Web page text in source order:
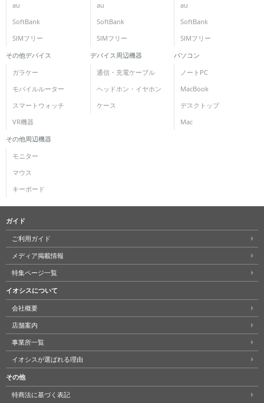
au
SoftBank
SIMフリー
au
SoftBank
SIMフリー
au
SoftBank
SIMフリー
その他デバイス
ガラケー
モバイルルーター
スマートウォッチ
VR機器
デバイス周辺機器
通信・充電ケーブル
ヘッドホン・イヤホン
ケース
パソコン
ノートPC
MacBook
デスクトップ
Mac
その他周辺機器
モニター
マウス
キーボード
ガイド
ご利用ガイド
メディア掲載情報
特集ページ一覧
イオシスについて
会社概要
店舗案内
事業所一覧
イオシスが選ばれる理由
その他
特商法に基づく表記